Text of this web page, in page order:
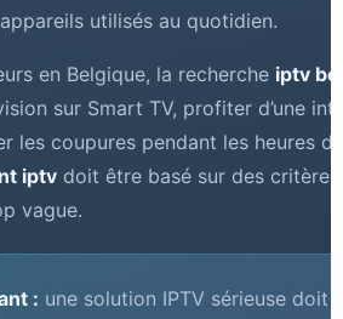
utilisés au quotidien.
en Belgique, la recherche iptv
sur Smart TV, profiter d’une
les coupures pendant les heures
iptv doit être basé sur des
vague.
: une solution IPTV sérieuse